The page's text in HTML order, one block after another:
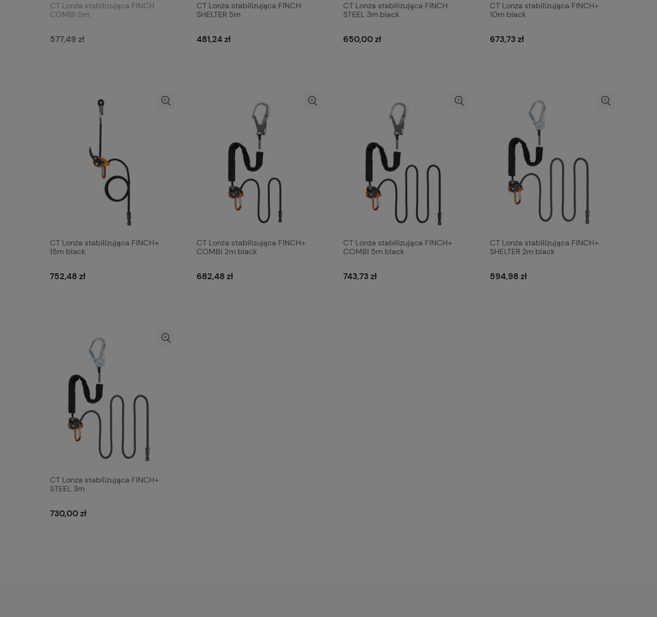
CT Lonża stabilizująca FINCH
COMBI 5m
577,49 zł
CT Lonża stabilizująca FINCH
SHELTER 5m
481,24 zł
CT Lonża stabilizująca FINCH
STEEL 3m black
650,00 zł
CT Lonża stabilizująca FINCH+
10m black
673,73 zł
CT Lonża stabilizująca FINCH+
15m black
752,48 zł
CT Lonża stabilizująca FINCH+
COMBI 2m black
682,48 zł
CT Lonża stabilizująca FINCH+
COMBI 5m black
743,73 zł
CT Lonża stabilizująca FINCH+
SHELTER 2m black
594,98 zł
CT Lonża stabilizująca FINCH+
STEEL 3m
730,00 zł